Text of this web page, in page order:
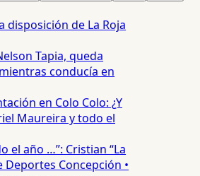
de La Roja
Tapia, queda
conducía en
en Colo Colo: ¿Y
Maureira y todo el
el año …”: Cristian “La
Concepción •